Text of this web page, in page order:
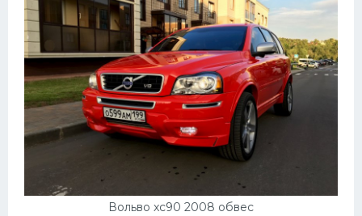
Вольво xc90 2008 обвес